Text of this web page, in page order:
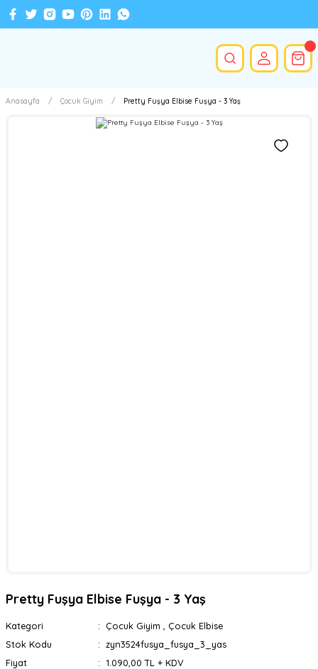
Anasayfa Çocuk Giyim Pretty Fuşya Elbise Fuşya - 3 Yaş
Pretty Fuşya Elbise Fuşya - 3 Yaş
Kategori Çocuk Giyim
Çocuk Elbise
Stok Kodu
zyn3524fusya_fusya_3_yas
Fiyat
1.090,00 TL + KDV